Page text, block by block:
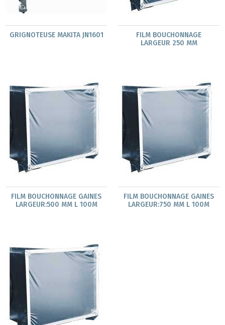
GRIGNOTEUSE MAKITA JN1601
FILM BOUCHONNAGE
LARGEUR 250 MM
FILM BOUCHONNAGE GAINES
LARGEUR:500 MM L 100M
FILM BOUCHONNAGE GAINES
LARGEUR:750 MM L 100M